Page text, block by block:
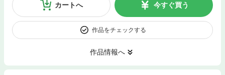
カートへ 今すぐ買う
作品をチェックする
作品情報へ